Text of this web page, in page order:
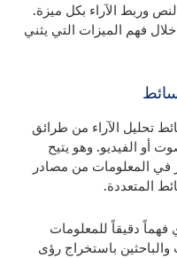
وربط الآراء بكل ميزة.
فهم الميزات التي يثني
تحليل الآراء من طرائق
أو الفيديو. وهو يتيح
في المعلومات من مصادر
المتعددة.
فهماً دقيقاً للمعلومات
باستخراج رؤى